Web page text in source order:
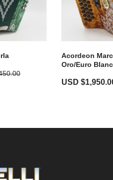
Acordeon
Oro/Euro
USD $